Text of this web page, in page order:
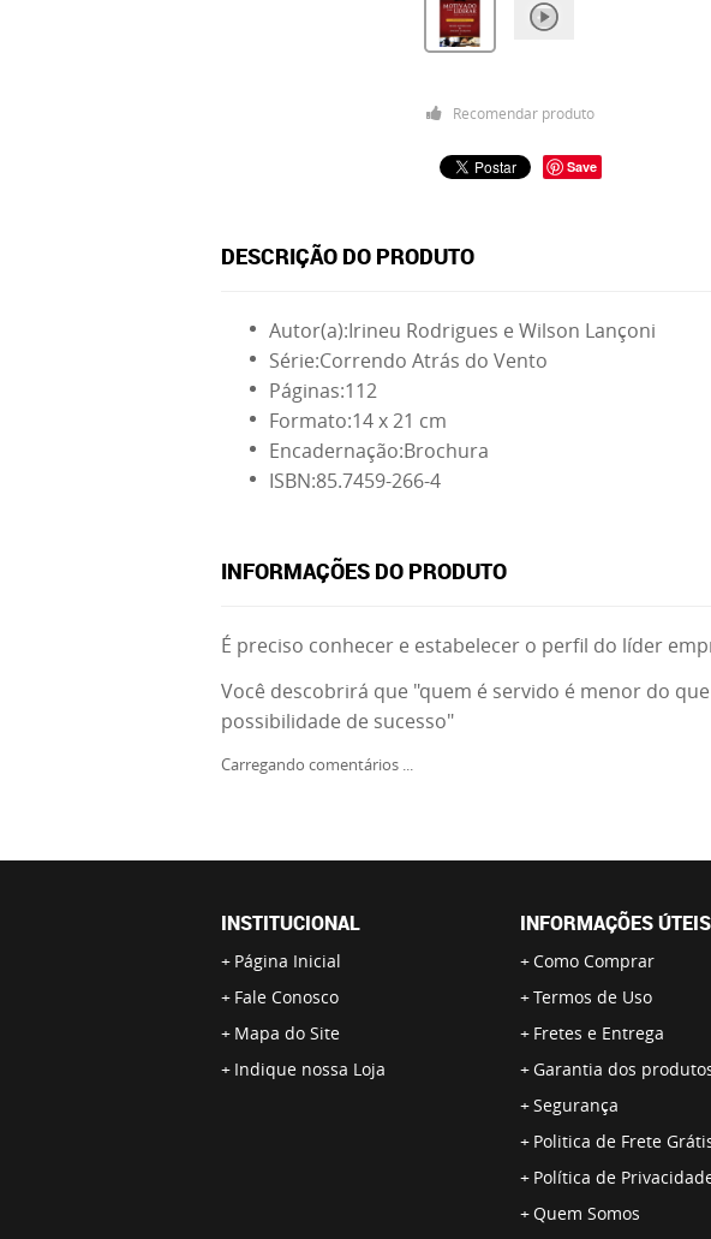
Recomendar produto
Save
DESCRIÇÃO DO PRODUTO
Autor(a):Irineu Rodrigues e Wilson Lançoni
Série:Correndo Atrás do Vento
Páginas:112
Formato:14 x 21 cm
Encadernação:Brochura
ISBN:85.7459-266-4
INFORMAÇÕES DO PRODUTO
É preciso conhecer e estabelecer o perfil do líder
Você descobrirá que "quem é servido é menor do
possibilidade de sucesso"
Carregando comentários ...
INSTITUCIONAL
Página Inicial
Fale Conosco
Mapa do Site
Indique nossa Loja
INFORMAÇÕES ÚTEIS
Como Comprar
Termos de Uso
Fretes e Entrega
Garantia dos
Segurança
Politica de Frete
Política de
Quem Somos